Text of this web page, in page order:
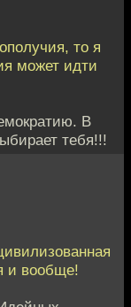
то я
может идти
В
тебя!!!
и вообще!